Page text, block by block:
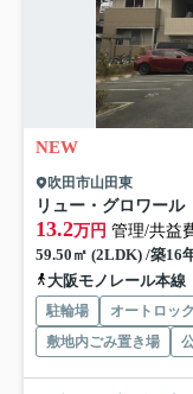
NEW
吹田市山田東
リュー・グロワー
13.2万円 管理/共益
59.50㎡ (2LDK) /築16
大阪モノレール本線
駐輪場 オートロック
敷地内ごみ置き場